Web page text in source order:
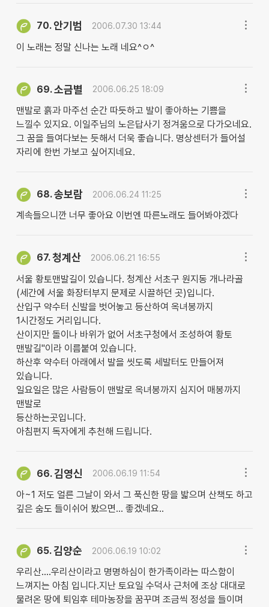
70.안기범 2006.07.30 13:44
이 노래는 정말 신나는 노래 네요^ㅇ^
69.소금별 2006.06.25 18:09
맨발로 흙과 마주선 순간 따듯하고 발이 좋아하는 기쁨을
느낄수 있지요. 이일주님의 노은답사기 정겨움으로 다가오네요.
그 꿈을 들여다보는 듯해서 더욱 좋습니다. 명상센터가 들어설
자리에 한번 가보고 싶어지네요.
68.송보람 2006.06.24 11:25
계속들으니깐 너무 좋아요 이번엔 따른노래도 들어봐야겠다
67.청계산 2006.06.21 16:55
서울 황토맨발길이 있습니다. 청계산 서초구 원지동 개나라골
(세간에 서울 화장터부지 문제로 시끌하던 곳)입니다.
산입구 약수터 신발을 벗어놓고 등산하여 옥녀봉까지
1시간정도 거리입니다.
산이지만 돌이나 바위가 없어 서초구청에서 조성하여 황토
맨발길"이라 이름붙여 있습니다.
하산후 약수터 아래에서 발을 씻도록 세발터도 만들어져
있습니다.
일요일은 많은 사람등이 맨발로 옥녀봉까지 심지어 매봉까지
맨발로
등산하는곳입니다.
아침편지 독자에게 추천해 드립니다.
66.김영신 2006.06.19 11:54
아~1 저도 얼른 그날이 와서 그 푹신한 땅을 밟으며 산책도 하고
깊은 숨도 들이쉬어 봤으면... 좋겠네요..
65.김양순 2006.06.19 10:02
우리산....우리산이라고 명명하심이 한가족이라는 따스함이
느껴지는 아침 입니다.지난 토요일 수덕사 근처에 조상 대대로
물려온 땅에 퇴임후 테마농장을 꿈꾸며 조금씩 정성을 들이며